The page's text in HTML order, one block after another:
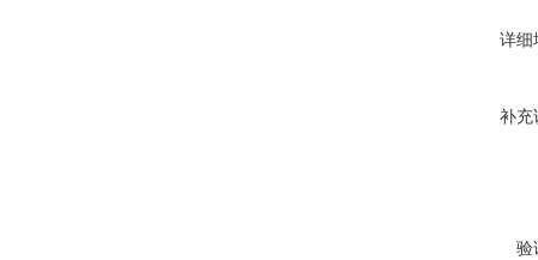
详细
补充
验